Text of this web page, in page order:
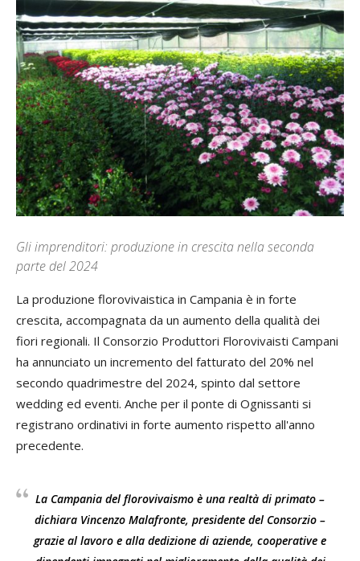
Gli imprenditori: produzione in crescita nella seconda
parte del 2024
La produzione florovivaistica in Campania è in forte
crescita, accompagnata da un aumento della qualità dei
fiori regionali. Il Consorzio Produttori Florovivaisti Campani
ha annunciato un incremento del fatturato del 20% nel
secondo quadrimestre del 2024, spinto dal settore
wedding ed eventi. Anche per il ponte di Ognissanti si
registrano ordinativi in forte aumento rispetto all'anno
precedente.
La Campania del florovivaismo è una realtà di primato –
dichiara Vincenzo Malafronte, presidente del Consorzio –
grazie al lavoro e alla dedizione di aziende, cooperative e